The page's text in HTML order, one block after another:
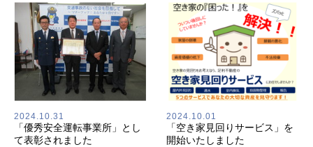
2024.10.31
「優秀安全運転事業所」とし
て表彰されました
2024.10.01
「空き家見回りサービス」を
開始いたしました